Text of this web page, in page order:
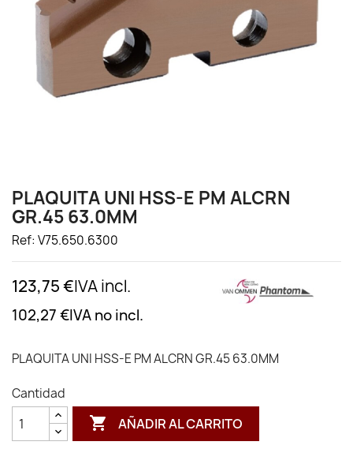
PLAQUITA UNI HSS-E PM ALCRN
GR.45 63.0MM
Ref: V75.650.6300
123,75 €IVA incl.
102,27 €IVA no incl.
PLAQUITA UNI HSS-E PM ALCRN GR.45 63.0MM
Cantidad
 AÑADIR AL CARRITO